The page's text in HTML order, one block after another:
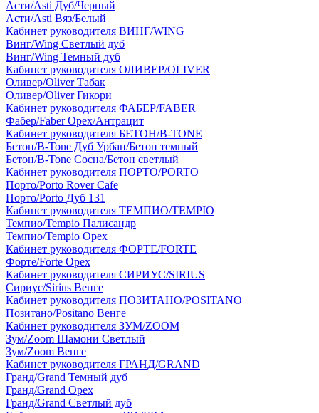
Асти/Asti Дуб/Черный
Асти/Asti Вяз/Белый
Кабинет руководителя ВИНГ/WING
Винг/Wing Светлый дуб
Винг/Wing Темный дуб
Кабинет руководителя ОЛИВЕР/OLIVER
Оливер/Oliver Табак
Оливер/Oliver Гикори
Кабинет руководителя ФАБЕР/FABER
Фабер/Faber Орех/Антрацит
Кабинет руководителя БЕТОН/B-TONE
Бетон/B-Tone Дуб Урбан/Бетон темный
Бетон/B-Tone Сосна/Бетон светлый
Кабинет руководителя ПОРТО/PORTO
Порто/Porto Rover Cafe
Порто/Porto Дуб 131
Кабинет руководителя ТЕМПИО/TEMPIO
Темпио/Tempio Палисандр
Темпио/Tempio Орех
Кабинет руководителя ФОРТЕ/FORTE
Форте/Forte Орех
Кабинет руководителя СИРИУС/SIRIUS
Сириус/Sirius Венге
Кабинет руководителя ПОЗИТАНО/POSITANO
Позитано/Positano Венге
Кабинет руководителя ЗУМ/ZOOM
Зум/Zoom Шамони Светлый
Зум/Zoom Венге
Кабинет руководителя ГРАНД/GRAND
Гранд/Grand Темный дуб
Гранд/Grand Орех
Гранд/Grand Светлый дуб